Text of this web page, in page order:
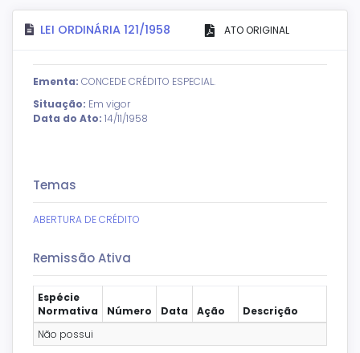
LEI ORDINÁRIA 121/1958 ATO ORIGINAL
Ementa: CONCEDE CRÉDITO ESPECIAL.
Situação: Em vigor
Data do Ato: 14/11/1958
Temas
ABERTURA DE CRÉDITO
Remissão Ativa
Espécie
Normativa
Número Data Ação
Descrição
Não possui